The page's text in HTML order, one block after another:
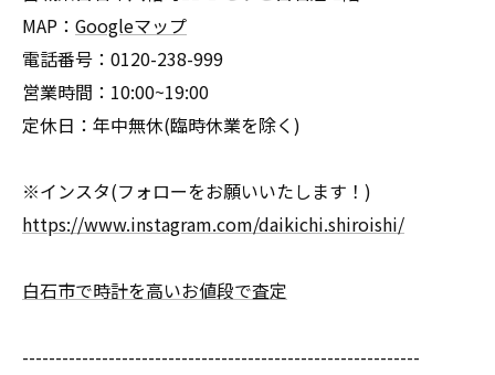
MAP： Googleマップ
電話番号：0120-238-999
営業時間：10:00~19:00
定休日：年中無休(臨時休業を除く)
※インスタ(フォローをお願いいたします！)
https://www.instagram.com/daikichi.shiroishi/
白石市で時計を高いお値段で査定
------------------------------------------------------------